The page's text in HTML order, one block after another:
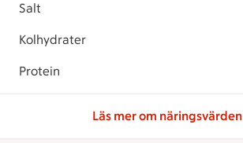
Salt
Kolhydrater
Protein
Läs mer om näringsvärden